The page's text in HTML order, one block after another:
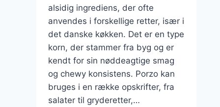
alsidig ingrediens, der ofte
anvendes i forskellige retter, især i
det danske køkken. Det er en type
korn, der stammer fra byg og er
kendt for sin nøddeagtige smag
og chewy konsistens. Porzo kan
bruges i en række opskrifter, fra
salater til gryderetter,…